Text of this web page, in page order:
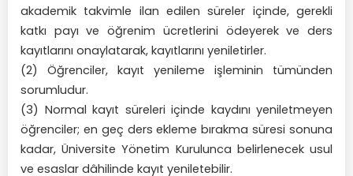
akademik takvimle ilan edilen süreler içinde, gerekli
katkı payı ve öğrenim ücretlerini ödeyerek ve ders
kayıtlarını onaylatarak, kayıtlarını yeniletirler.
(2) Öğrenciler, kayıt yenileme işleminin tümünden
sorumludur.
(3) Normal kayıt süreleri içinde kaydını yeniletmeyen
öğrenciler; en geç ders ekleme bırakma süresi sonuna
kadar, Üniversite Yönetim Kurulunca belirlenecek usul
ve esaslar dâhilinde kayıt yeniletebilir.